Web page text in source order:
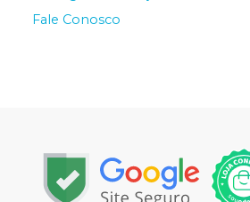
Fale Conosco